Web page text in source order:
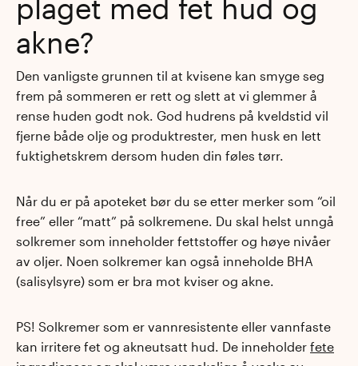
plaget med fet hud og
akne?
Den vanligste grunnen til at kvisene kan smyge seg
frem på sommeren er rett og slett at vi glemmer å
rense huden godt nok. God hudrens på kveldstid vil
fjerne både olje og produktrester, men husk en lett
fuktighetskrem dersom huden din føles tørr.
Når du er på apoteket bør du se etter merker som “oil
free” eller “matt” på solkremene. Du skal helst unngå
solkremer som inneholder fettstoffer og høye nivåer
av oljer. Noen solkremer kan også inneholde BHA
(salisylsyre) som er bra mot kviser og akne.
PS! Solkremer som er vannresistente eller vannfaste
kan irritere fet og akneutsatt hud. De inneholder fete